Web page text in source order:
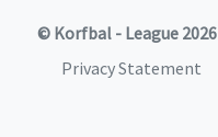
© Korfbal - League 2026
Privacy Statement